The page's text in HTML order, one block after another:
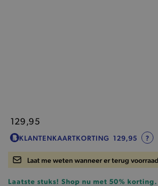
129,95
KLANTENKAARTKORTING 129,95 ?
Laat me weten wanneer er terug
Laatste stuks! Shop nu met 50% korting.